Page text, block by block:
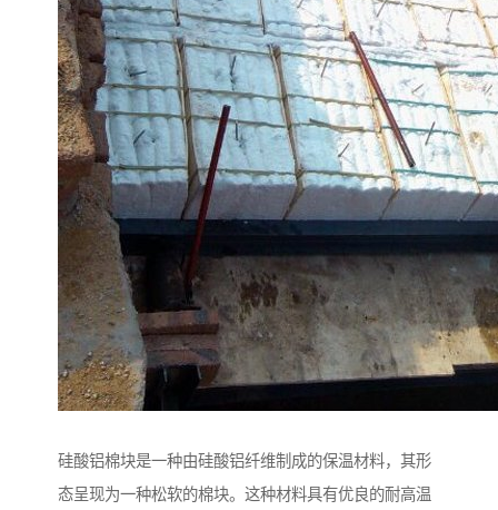
硅酸铝棉块是一种由硅酸铝纤维制成的保温材料，其形
态呈现为一种松软的棉块。这种材料具有优良的耐高温